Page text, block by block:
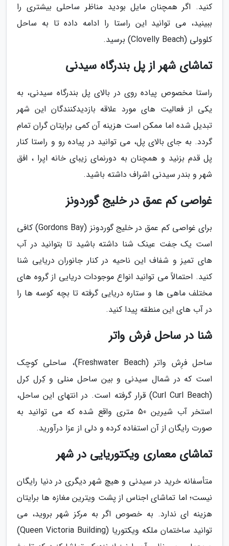
کنید. اگر همچنان مایل بودید مناظر ساحلی بیشتری را
ببینید، می توانید این راستا را ادامه داده تا به ساحل
کلوولی (Clovelly Beach) برسید.
تماشای شهر از پل بندرگاه سیدنی
راستا مخصوص پیاده روی در بالای پل بندرگاه سیدنی، به
یکی از فعالیت های مورد علاقه بازدیدکنندگان این شهر
تبدیل شده اما ممکن است هزینه آن کمی برایتان گران تمام
گردد. به جای بالای پل، می توانید در پیاده رو و راستا کنار
پل قدم بزنید و همچنان به دورنمای زیبای خانه اپرا ، افق
شهر و بندر سیدنی اشراف داشته باشید.
غواصی کم عمق در خلیج گوردونز
برای غواصی کم عمق در خلیج گوردونز (Gordons Bay) کافی
است یک جفت عینک شنا داشته باشید تا بتوانید در آب
های تمیز و شفاف این ناحیه در کنار جانوران دریایی شنا
کنید. احتمالاً می توانید انواع موجودات دریایی از گروه های
مختلف ماهی ها و ستاره دریایی گرفته تا بچه کوسه ها را
در آب های این منطقه پیدا کنید.
شنا در ساحل فرش واتر
ساحل فرِش واتر (Freshwater Beach)، ساحلی کوچک
است که در شمال سیدنی و بین ساحل منلی و کِرل کرل
(Curl Curl Beach) قرار گرفته است. در انتهای این ساحل،
استخر آب شیرین 50 متری واقع شده که می توانید به
صورت رایگان از آن استفاده کرده و دلی از عزا درآورید.
تماشای معماری ویکتوریایی در شهر
متأسفانه خرید در سیدنی و هیچ شهر دیگری در دنیا رایگان
نیست؛ اما تماشای اجناس از پشت ویترین مغازه ها برایتان
هزینه ای ندارد. به خصوص اگر به مرکز شهر بروید، می
توانید ساختمان ملکه ویکتوریا (Queen Victoria Building)